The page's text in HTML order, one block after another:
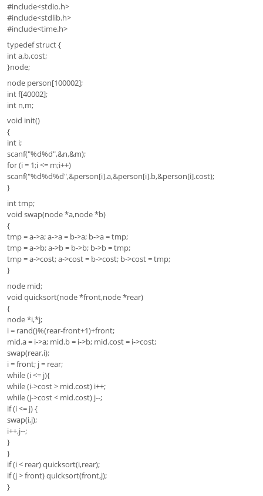
#include<stdio.h>
#include<stdlib.h>
#include<time.h>
typedef struct {
int a,b,cost;
}node;
node person[100002];
int f[40002];
int n,m;
void init()
{
int i;
scanf("%d%d",&n,&m);
for (i = 1;i <= m;i++)
scanf("%d%d%d",&person[i].a,&person[i].b,&person[i].cost);
}
int tmp;
void swap(node *a,node *b)
{
tmp = a->a; a->a = b->a; b->a = tmp;
tmp = a->b; a->b = b->b; b->b = tmp;
tmp = a->cost; a->cost = b->cost; b->cost = tmp;
}
node mid;
void quicksort(node *front,node *rear)
{
node *i,*j;
i = rand()%(rear-front+1)+front;
mid.a = i->a; mid.b = i->b; mid.cost = i->cost;
swap(rear,i);
i = front; j = rear;
while (i <= j){
while (i->cost > mid.cost) i++;
while (j->cost < mid.cost) j--;
if (i <= j) {
swap(i,j);
i++,j--;
}
}
if (i < rear) quicksort(i,rear);
if (j > front) quicksort(front,j);
}